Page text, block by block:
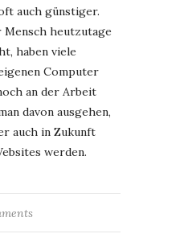
auch günstiger.
Mensch heutzutage
haben viele
Computer
an der Arbeit
davon ausgehen,
auch in Zukunft
werden.